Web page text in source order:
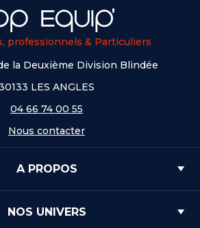
professionnels & Particuliers
la Deuxième Division Blindée
LES ANGLES
04 66 74 00 55
Nous contacter
A PROPOS
NOS UNIVERS